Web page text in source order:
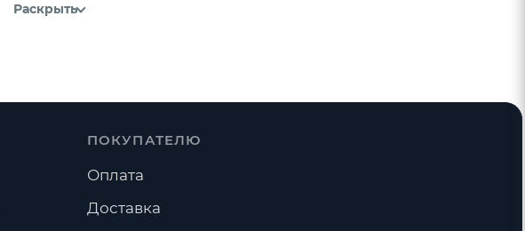
Раскрыть
ПОКУПАТЕЛЮ
Оплата
Доставка